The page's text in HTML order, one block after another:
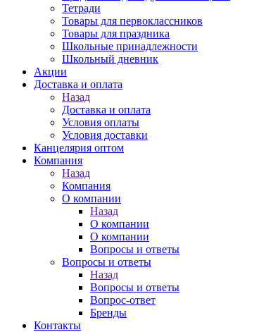
Тетради
Товары для первоклассников
Товары для праздника
Школьные принадлежности
Школьный дневник
Акции
Доставка и оплата
Назад
Доставка и оплата
Условия оплаты
Условия доставки
Канцелярия оптом
Компания
Назад
Компания
О компании
Назад
О компании
О компании
Вопросы и ответы
Вопросы и ответы
Назад
Вопросы и ответы
Вопрос-ответ
Бренды
Контакты